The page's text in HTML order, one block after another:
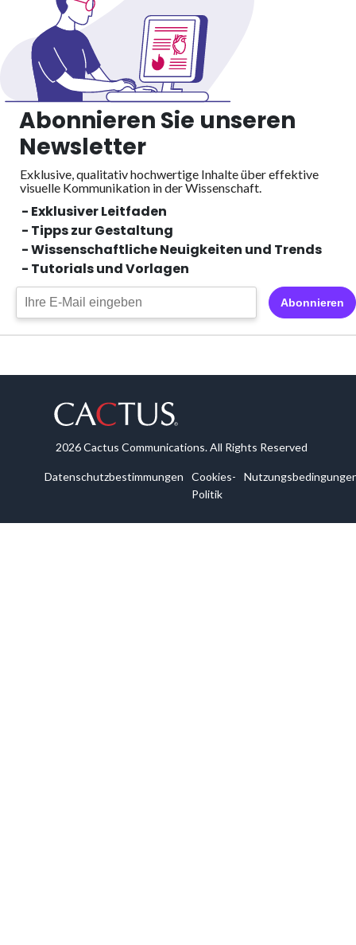
Abonnieren Sie unseren
Newsletter
Exklusive, qualitativ hochwertige Inhalte über effektive
visuelle Kommunikation in der Wissenschaft.
- Exklusiver Leitfaden
- Tipps zur Gestaltung
- Wissenschaftliche Neuigkeiten und Trends
- Tutorials und Vorlagen
Abonnieren
2026 Cactus Communications. All Rights Reserved
Datenschutzbestimmungen
Cookies-
Politik